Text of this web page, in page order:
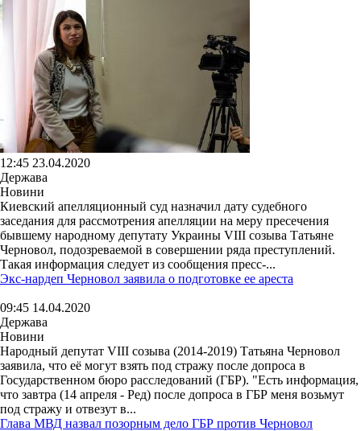
12:45 23.04.2020
Держава
Новини
Киевский апелляционный суд назначил дату судебного
заседания для рассмотрения апелляции на меру пресечения
бывшему народному депутату Украины VIII созыва Татьяне
Черновол, подозреваемой в совершении ряда преступлений.
Такая информация следует из сообщения пресс-...
Экс-нардеп Черновол заявила о подготовке ее ареста
09:45 14.04.2020
Держава
Новини
Народный депутат VIII созыва (2014-2019) Татьяна Черновол
заявила, что её могут взять под стражу после допроса в
Государственном бюро расследований (ГБР). "Есть информация,
что завтра (14 апреля - Ред) после допроса в ГБР меня возьмут
под стражу и отвезут в...
Глава МВД назвал позорным дело ГБР против Черновол